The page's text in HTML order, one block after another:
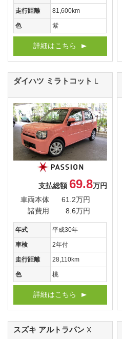
走行距離 81,600km
色 紫
詳細はこちら
ダイハツ ミラトコット L
支払総額 69.8万円
車両本体
61.2万円
諸費用
8.6万円
年式 平成30年
車検 2年付
走行距離 28,110km
色 桃
詳細はこちら
スズキ アルトラパン X